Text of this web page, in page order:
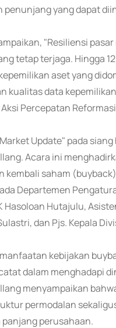
penunjang yang dapat
"Resiliensi
tetap terjaga. Hingga
aset yang
kualitas data
Percepatan
Update" pada siang
Acara ini
kembali saham
Departemen
Hasoloan Hutajulu,
dan Pjs. Kepala
kebijakan
dalam menghadapi
menyampaikan
permodalan
perusahaan.